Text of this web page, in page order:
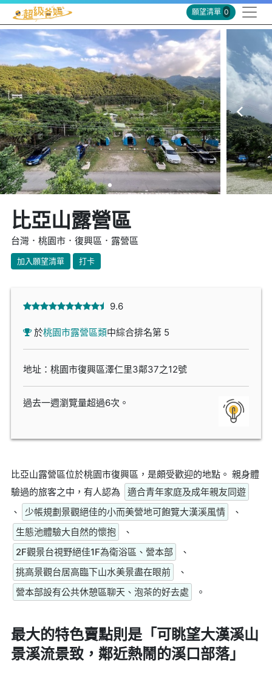
願望清單 0
比亞山露營區
台灣．桃園市．復興區．露營區
加入願望清單 打卡
9.6
於桃園市露營區類中綜合排名第 5
地址：桃園市復興區澤仁里3鄰37之12號
過去一週瀏覽量超過6次。
比亞山露營區位於桃園市復興區，是頗受歡迎的地點。 親身體
驗過的旅客之中，有人認為
適合青年家庭及成年親友同遊
、
少帳規劃景觀絕佳的小而美營地可飽覽大漢溪風情
、
生態池體驗大自然的懷抱
、
2F觀景台視野絕佳1F為衛浴區、營本部
、
挑高景觀台居高臨下山水美景盡在眼前
、
營本部設有公共休憩區聊天、泡茶的好去處
。
最大的特色賣點則是「可眺望大漢溪山
景溪流景致，鄰近熱鬧的溪口部落」